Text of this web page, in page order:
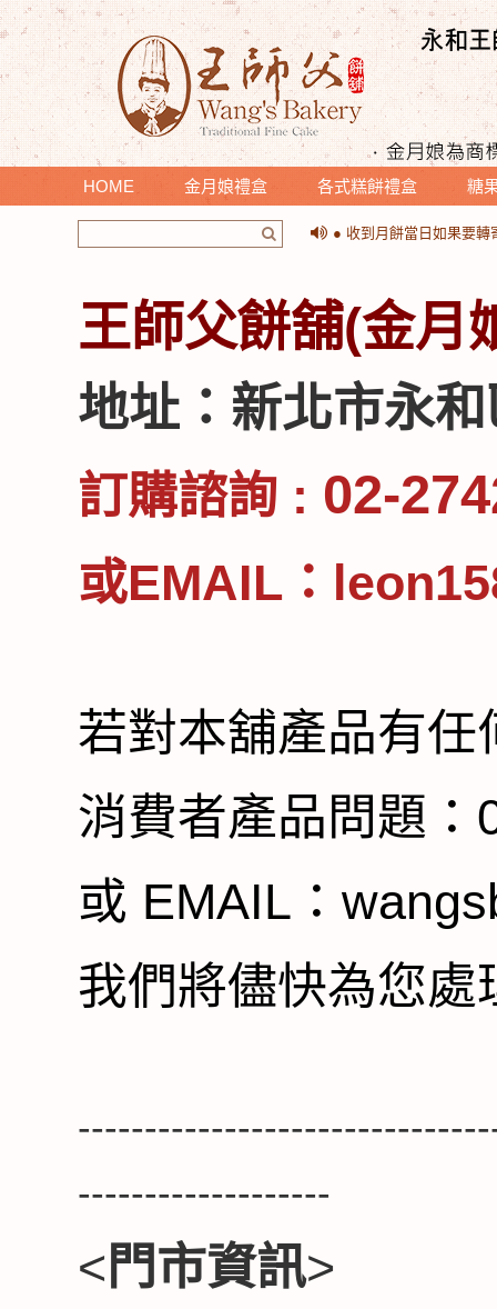
HOME 金月娘禮盒 各式糕餅禮盒 糖
＊提醒您收到月餅時，
● 收到月餅當日如果要轉
王師父餅舖(金月
地址：新北市永
訂購諮詢 : 02-
或EMAIL：
若對本舖產品有
消費者產品問題：
或 EMAIL：
我們將儘快為您處
-------------------
< 門市資訊>